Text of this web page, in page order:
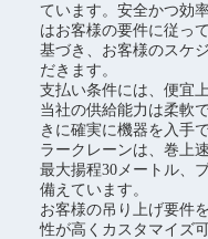
ています。安全かつ効
はお客様の要件に従っ
基づき、お客様のスケ
だきます。
支払い条件には、便宜
当社の供給能力は柔軟
きに確実に機器を入手
ラークレーンは、巻上
最大揚程30メートル、
備えています。
お客様の吊り上げ要件
性が高くカスタマイズ